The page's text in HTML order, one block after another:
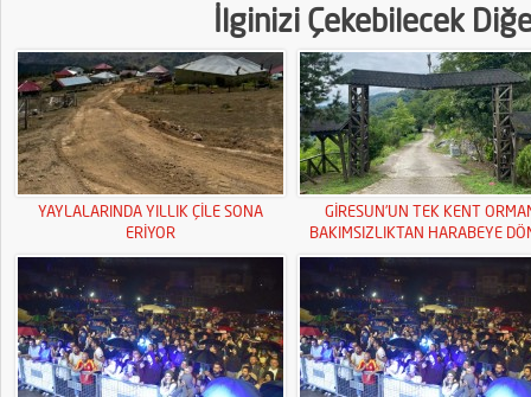
İlginizi Çekebilecek
YAYLALARINDA YILLIK ÇİLE SONA
ERİYOR
GİRESUN’UN TEK KENT
BAKIMSIZLIKTAN HARABEYE